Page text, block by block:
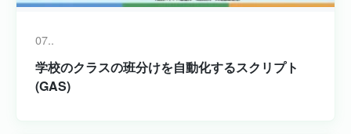
07..
学校のクラスの班分けを自動化するスクリプト
(GAS)